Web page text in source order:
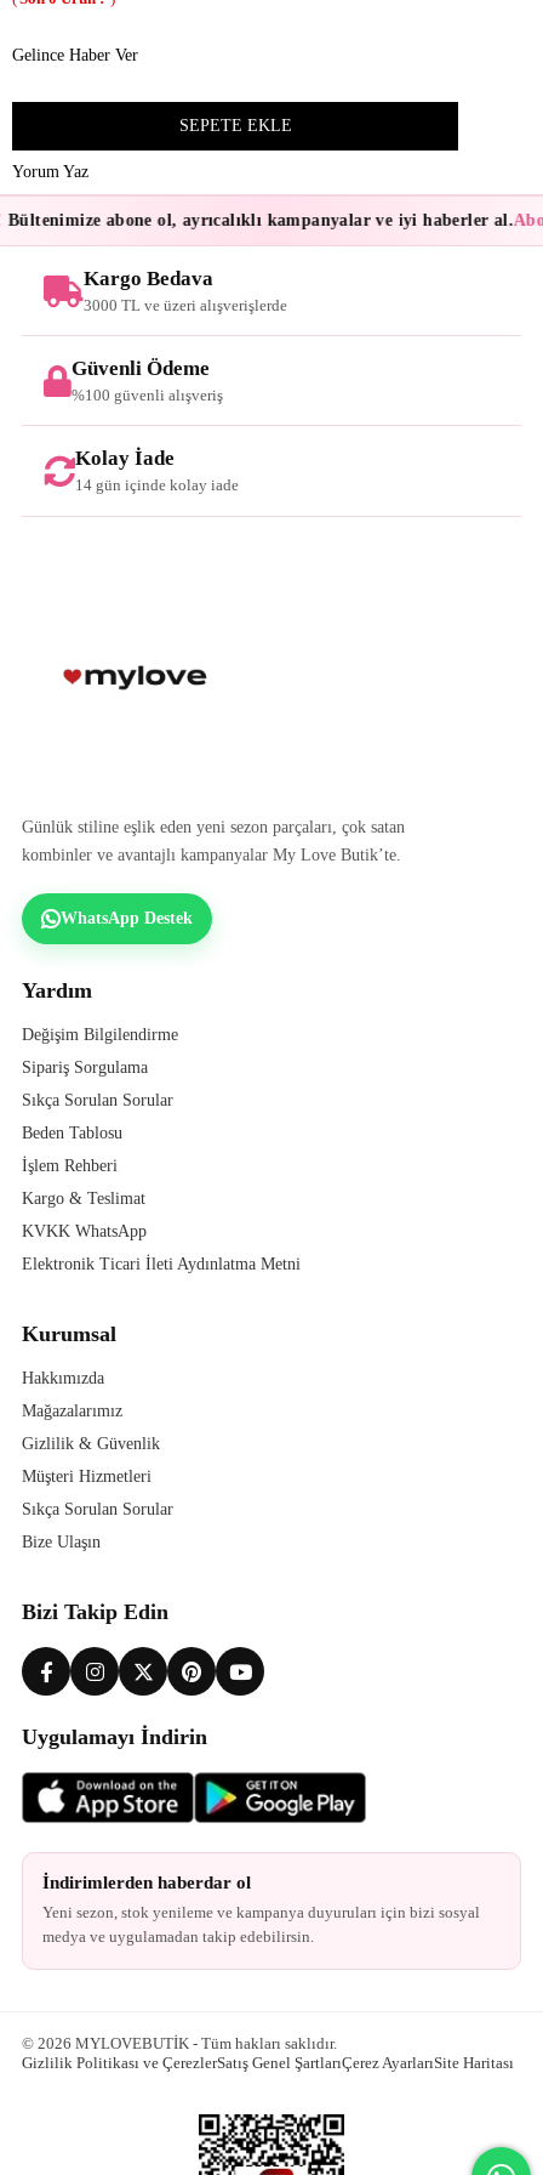
Gelince Haber Ver
Yorum Yaz
abone ol, ayrıcalıklı kampanyalar ve iyi haberler al.
Kargo Bedava
3000 TL ve üzeri alışverişlerde
Güvenli Ödeme
%100 güvenli alışveriş
Kolay İade
14 gün içinde kolay iade
Günlük stiline eşlik eden yeni sezon parçaları, çok satan
kombinler ve avantajlı kampanyalar My Love Butik’te.
WhatsApp Destek
Yardım
Değişim Bilgilendirme
Sipariş Sorgulama
Sıkça Sorulan Sorular
Beden Tablosu
İşlem Rehberi
Kargo & Teslimat
KVKK WhatsApp
Elektronik Ticari İleti Aydınlatma Metni
Kurumsal
Hakkımızda
Mağazalarımız
Gizlilik & Güvenlik
Müşteri Hizmetleri
Sıkça Sorulan Sorular
Bize Ulaşın
Bizi Takip Edin
Uygulamayı İndirin
İndirimlerden haberdar ol
Yeni sezon, stok yenileme ve kampanya duyuruları için bizi sosyal
medya ve uygulamadan takip edebilirsin.
© 2026 MYLOVEBUTİK - Tüm hakları saklıdır.
Gizlilik Politikası ve ÇerezlerSatış Genel ŞartlarıÇerez AyarlarıSite Haritası